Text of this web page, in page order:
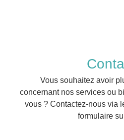
Vous souhaitez avoir
concernant nos services ou
vous ? Contactez-nous via
formulaire